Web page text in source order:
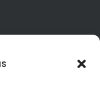
– Peru
Peru